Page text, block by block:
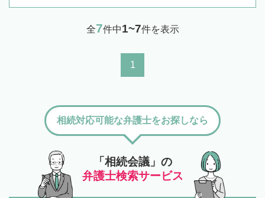
全7件中1~7件を表示
1
「相続会議」の
弁護士検索サービス
相続対応可能な弁護士をお探しなら